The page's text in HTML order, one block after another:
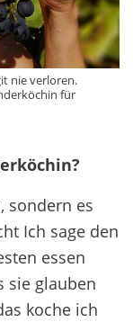
nie verloren.
für
sondern es
Ich sage den
essen
sie glauben
koche ich